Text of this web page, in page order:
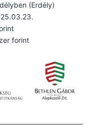
(Erdély)
forint